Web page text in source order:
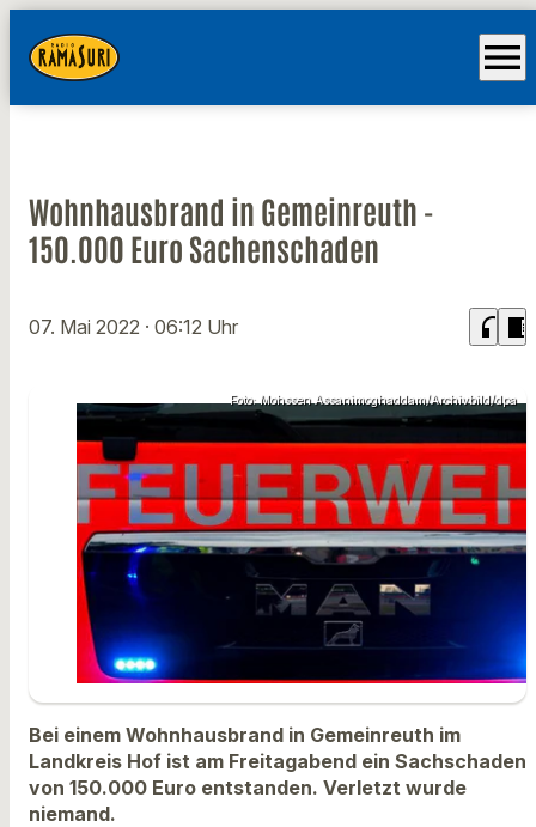
menu
Wohnhausbrand in Gemeinreuth -
150.000 Euro Sachenschaden
07. Mai 2022 · 06:12 Uhr headphones chrome_reader_mode
Foto: Mohssen Assanimoghaddam/Archivbild/dpa
Bei einem Wohnhausbrand in Gemeinreuth im
Landkreis Hof ist am Freitagabend ein Sachschaden
von 150.000 Euro entstanden. Verletzt wurde
niemand.